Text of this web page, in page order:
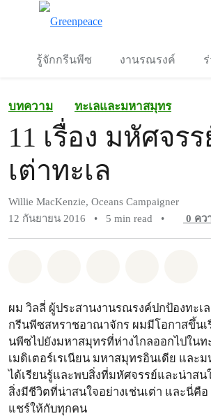
รู้จักกรีนพีซ งานรณรงค์
บทความ ทะเลและมหาสมุทร
11 เรื่อง มหัศจร
เต่าทะเล
Willie MacKenzie, Oceans Campaigner
12 กันยายน 2016
• 5 min read • 0 คว
ผม วิลลี่ ผู้ประสานงานรณรงค์ปกป้องทะเ
กรีนพีซสหราชอาณาจักร ผมมีโอกาสขึ้น
นพีซไปยังมหาสมุทรที่ห่างไกลออกไปในท
เมดิเตอร์เรเนียน มหาสมุทรอินเดีย และ
ได้เรียนรู้และพบสิ่งที่มหัศจรรย์และน่าสน
สิ่งมีชีวิตที่น่าสนใจอย่างเช่นเต่า และนี่คือ
แชร์ให้กับทุกคน